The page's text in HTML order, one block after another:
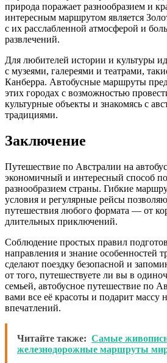
природа поражает разнообразием и
интересным маршрутом является
с их расслабленной атмосферой и
развлечений.
Для любителей истории и культуры
с музеями, галереями и театрами,
Канберра. Автобусные маршруты
этих городах с возможностью
культурные объекты и знакомясь с
традициями.
Заключение
Путешествие по Австралии на
экономичный и интересный способ
разнообразием страны. Гибкие
условия и регулярные рейсы
путешествия любого формата — от
длительных приключений.
Соблюдение простых правил
направления и знание особенностей
сделают поездку безопасной и
от того, путешествуете ли вы в
семьей, автобусное путешествие по
вами все её красоты и подарит массу
впечатлений.
Читайте также: Самые
железнодорожные маршруты